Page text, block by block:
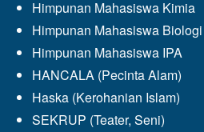
Himpunan Mahasiswa Kimia
Himpunan Mahasiswa Biologi
Himpunan Mahasiswa IPA
HANCALA (Pecinta Alam)
Haska (Kerohanian Islam)
SEKRUP (Teater, Seni)